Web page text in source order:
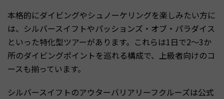
本格的にダイビングやシュノーケリングを楽しみたい方に
は、シルバースイフトやパッションズ・オブ・パラダイス
といった特化型ツアーがあります。これらは1日で2〜3か
所のダイビングポイントを巡れる構成で、上級者向けのコ
ースも揃っています。
シルバースイフトのアウターバリアリーフクルーズは公式